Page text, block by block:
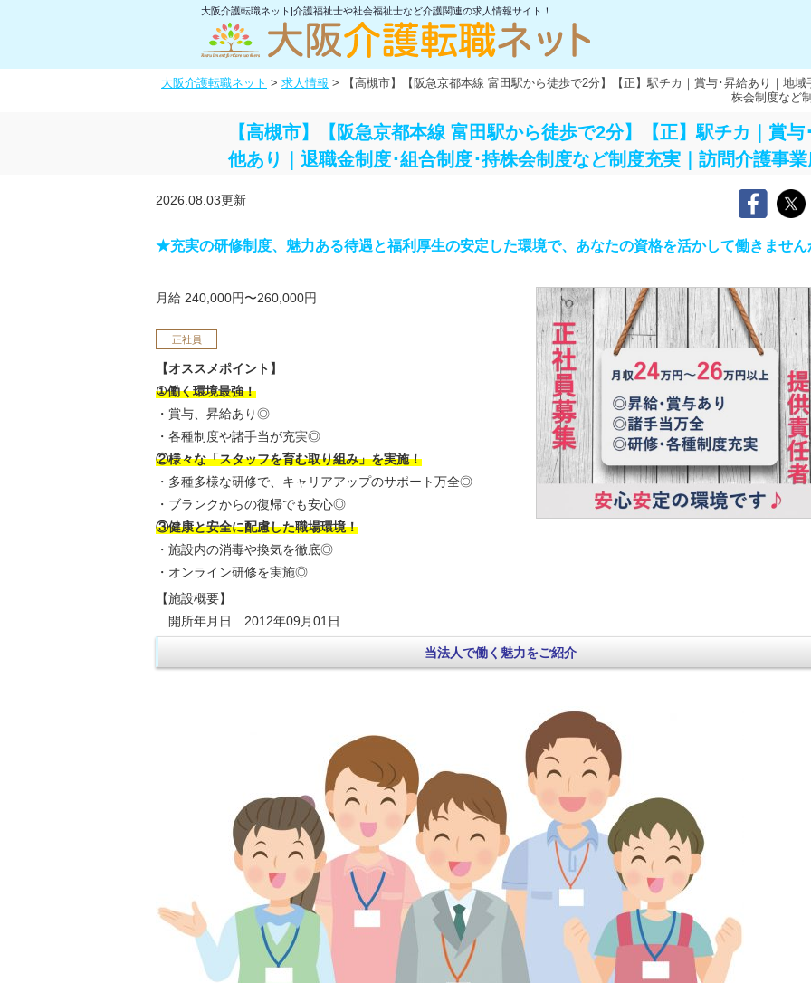
大阪介護転職ネット|介護福祉士や社会福祉士など介護関連の求人情報サイト！
大阪介護転職ネット > 求人情報 >
【高槻市】【阪急京都本線 富田駅から徒歩で2分】【正】駅チカ｜賞与･昇給あり｜地
株会制度など
【高槻市】【阪急京都本線 富田駅から徒歩で2分】【正】駅チカ｜賞
他あり｜退職金制度･組合制度･持株会制度など制度充実｜訪問介護事
2026.08.03更新
★充実の研修制度、魅力ある待遇と福利厚生の安定した環境で、あなたの資格を活かして働きません
月給 240,000円〜260,000円
正社員
【オススメポイント】
①働く環境最強！
・賞与、昇給あり◎
・各種制度や諸手当が充実◎
②様々な「スタッフを育む取り組み」を実施！
・多種多様な研修で、キャリアアップのサポート万全◎
・ブランクからの復帰でも安心◎
③健康と安全に配慮した職場環境！
・施設内の消毒や換気を徹底◎
・オンライン研修を実施◎
【施設概要】
開所年月日 2012年09月01日
当法人で働く魅力をご紹介